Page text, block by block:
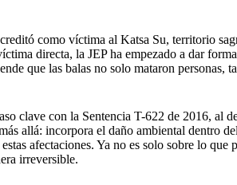
como víctima al Katsa Su, territorio
directa, la JEP ha empezado a dar
que las balas no solo mataron personas,
clave con la Sentencia T-622 de 2016, al
allá: incorpora el daño ambiental dentro
afectaciones. Ya no es solo sobre lo que
irreversible.